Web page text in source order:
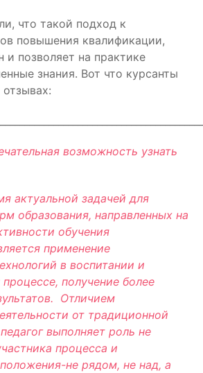
что такой подход к
повышения квалификации,
и позволяет на практике
знания. Вот что курсанты
возможность узнать
актуальной задачей для
образования, направленных на
обучения
применение
в воспитании и
получение более
Отличием
от традиционной
выполняет роль не
процесса и
не рядом, не над, а